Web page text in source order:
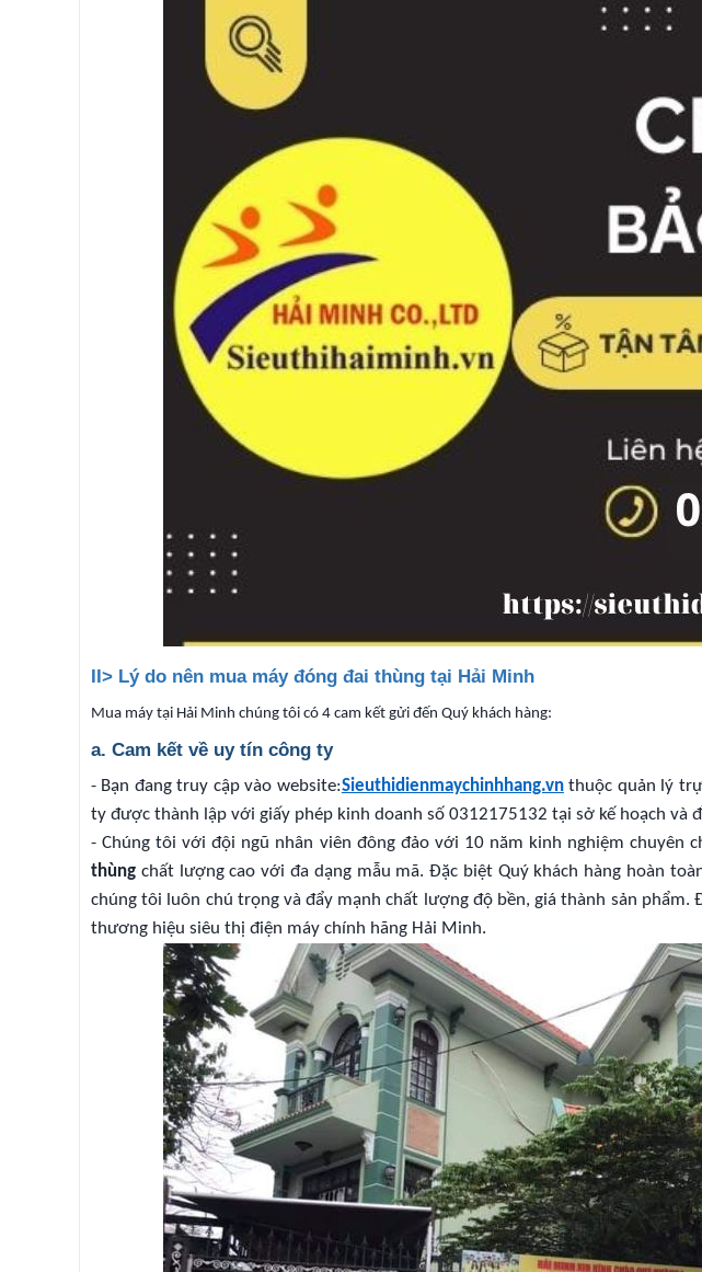
II> Lý do nên mua máy đóng đai thùng tại Hải Minh
Mua máy tại Hải Minh chúng tôi có 4 cam kết gửi đến Quý khách hàng:
a. Cam kết về uy tín công ty
- Bạn đang truy cập vào website:Sieuthidienmaychinhhang.vnthuộc quản lý
ty được thành lập với giấy phép kinh doanh số 0312175132 tại sở kế hoạch và
- Chúng tôi với đội ngũ nhân viên đông đảo với 10 năm kinh nghiệm chuyên
thùng chất lượng cao với đa dạng mẫu mã. Đặc biệt Quý khách hàng hoàn
chúng tôi luôn chú trọng và đẩy mạnh chất lượng độ bền, giá thành sản
thương hiệu siêu thị điện máy chính hãng Hải Minh.